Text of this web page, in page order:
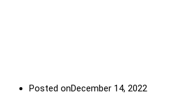
Posted onDecember 14, 2022